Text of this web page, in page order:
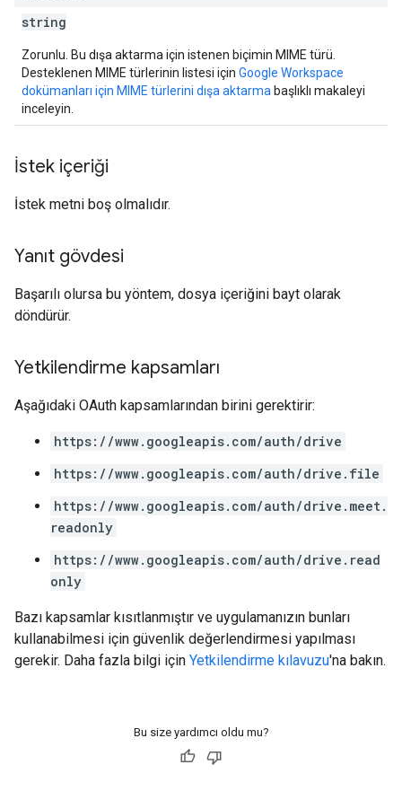
string
Zorunlu. Bu dışa aktarma için istenen biçimin MIME türü.
Desteklenen MIME türlerinin listesi için Google Workspace
dokümanları için MIME türlerini dışa aktarma başlıklı makaleyi
inceleyin.
İstek içeriği
İstek metni boş olmalıdır.
Yanıt gövdesi
Başarılı olursa bu yöntem, dosya içeriğini bayt olarak
döndürür.
Yetkilendirme kapsamları
Aşağıdaki OAuth kapsamlarından birini gerektirir:
https://www.googleapis.com/auth/drive
https://www.googleapis.com/auth/drive.file
https://www.googleapis.com/auth/drive.meet.
readonly
https://www.googleapis.com/auth/drive.read
only
Bazı kapsamlar kısıtlanmıştır ve uygulamanızın bunları
kullanabilmesi için güvenlik değerlendirmesi yapılması
gerekir. Daha fazla bilgi için Yetkilendirme kılavuzu'na bakın.
Bu size yardımcı oldu mu?